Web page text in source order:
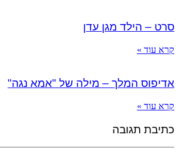
סרט – הילד מגן עדן
קרא עוד »
אדיפוס המלך – מילה של "אמא נגה"
קרא עוד »
כתיבת תגובה